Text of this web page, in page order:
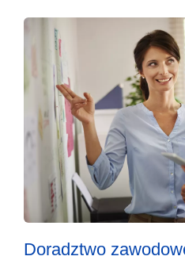
Doradztwo